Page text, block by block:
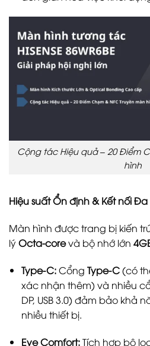
Cộng tác Hiệu quả – 20 Điểm
hình
Hiệu suất Ổn định & Kết nối
Màn hình được trang bị kiến
lýOcta-corevà bộ nhớ lớn
Type-C:Cổng Type-C(có
xác nhận thêm) và nhiều
DP, USB 3.0) đảm bảo khả
nhiều thiết bị.
Eye Comfort:Tích hợp bộ